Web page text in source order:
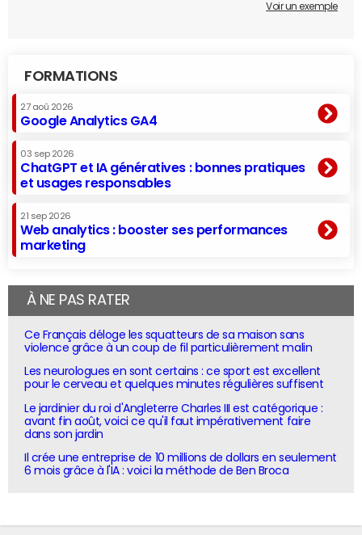
Voir un exemple
FORMATIONS
27 aoû 2026
Google Analytics GA4
03 sep 2026
ChatGPT et IA génératives : bonnes pratiques
et usages responsables
21 sep 2026
Web analytics : booster ses performances
marketing
À NE PAS RATER
Ce Français déloge les squatteurs de sa maison sans
violence grâce à un coup de fil particulièrement malin
Les neurologues en sont certains : ce sport est excellent
pour le cerveau et quelques minutes régulières suffisent
Le jardinier du roi d'Angleterre Charles III est catégorique :
avant fin août, voici ce qu'il faut impérativement faire
dans son jardin
Il crée une entreprise de 10 millions de dollars en seulement
6 mois grâce à l'IA : voici la méthode de Ben Broca